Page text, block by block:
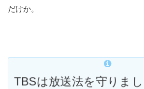
だけか。
TBSは放送法を守りま